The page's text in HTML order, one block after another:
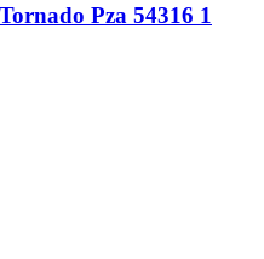
Pza 54316 1